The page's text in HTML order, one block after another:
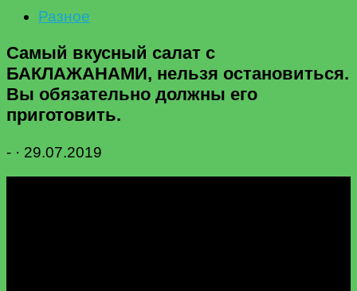
Разное
Самый вкусный салат с
БАКЛАЖАНАМИ, нельзя остановиться.
Вы обязательно должны его
приготовить.
- · 29.07.2019